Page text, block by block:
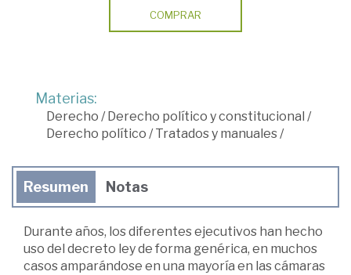
COMPRAR
Materias:
Derecho / Derecho político y constitucional /
Derecho político /Tratados y manuales/
Resumen Notas
Durante años, los diferentes ejecutivos han hecho
uso del decreto ley de forma genérica, en muchos
casos amparándose en una mayoría en las cámaras